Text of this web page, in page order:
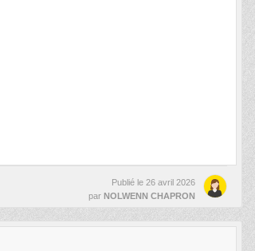
Publié le 26 avril 2026
par NOLWENN CHAPRON